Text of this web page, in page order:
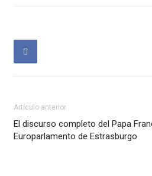
Artículo anterior
El discurso completo del Papa
Europarlamento de Estrasburgo